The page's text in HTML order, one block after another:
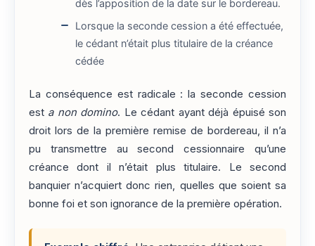
dès l’apposition de la date sur le bordereau.
Lorsque la seconde cession a été effectuée,
le cédant n’était plus titulaire de la créance
cédée
La conséquence est radicale : la seconde cession
est a non domino. Le cédant ayant déjà épuisé son
droit lors de la première remise de bordereau, il n’a
pu transmettre au second cessionnaire qu’une
créance dont il n’était plus titulaire. Le second
banquier n’acquiert donc rien, quelles que soient sa
bonne foi et son ignorance de la première opération.